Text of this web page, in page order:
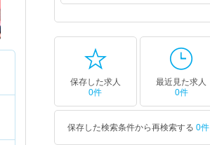
保存した求人
0件
最近見た求人
0件
保存した検索条件から再検索する 0件